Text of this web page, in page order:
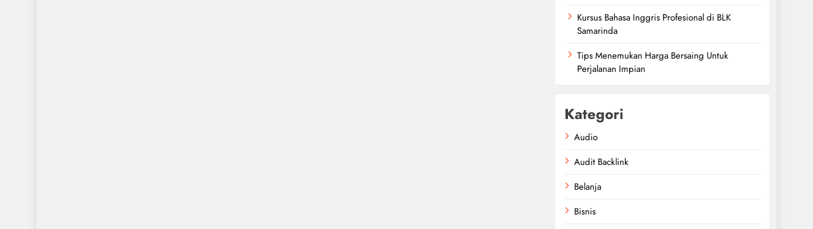
Kursus Bahasa Inggris Profesional di BLK
Samarinda
Tips Menemukan Harga Bersaing Untuk
Perjalanan Impian
Kategori
Audio
Audit Backlink
Belanja
Bisnis